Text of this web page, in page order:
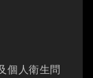
個人衛生問